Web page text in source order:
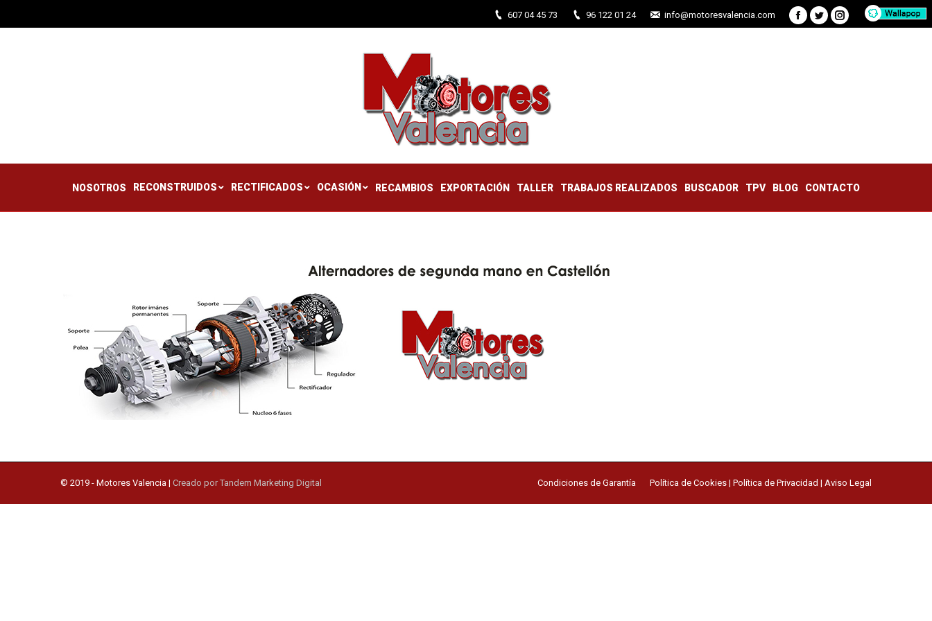
607 04 45 73 96 122 01 24 info@motoresvalencia.com
Facebook
TwitterInstagram
NOSOTROS RECONSTRUIDOS RECTIFICADOS OCASIÓN RECAMBIOS EXPORTACIÓN TALLER TRABAJOS REALIZADOS BUSCADOR TPV BLOG CONTACTO
© 2019 - Motores Valencia | Creado por Tandem Marketing Digital Condiciones de Garantía Política de Cookies | Política de Privacidad | Aviso Legal
NOSOTROS RECONSTRUIDOS RECTIFICADOS OCASIÓN RECAMBIOS EXPORTACIÓN TALLER TRABAJOS REALIZADOS BUSCADOR TPV BLOG CONTACTO